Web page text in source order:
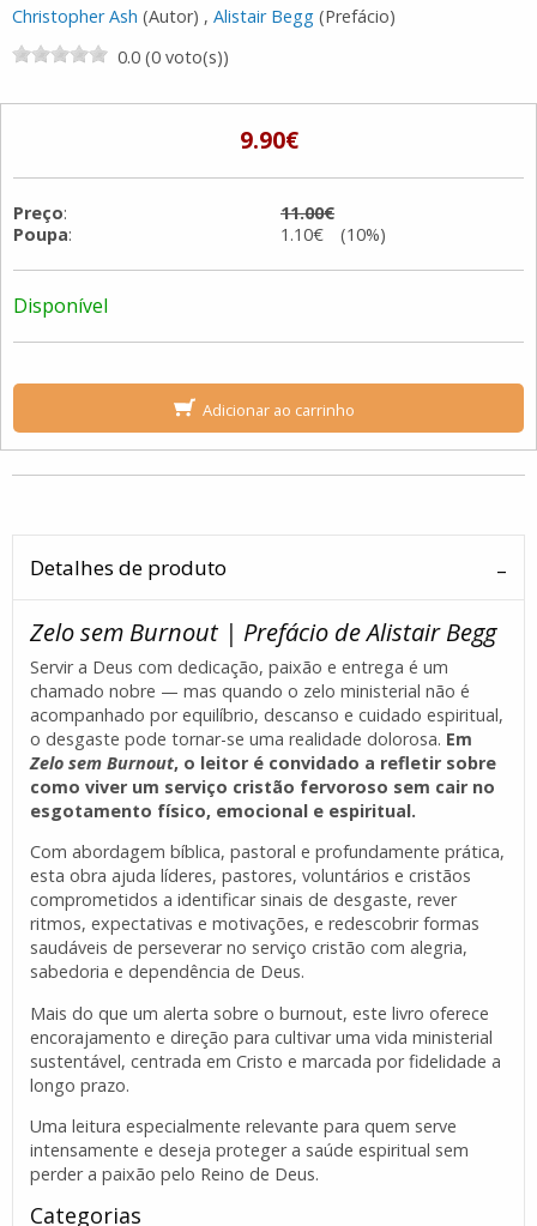
Christopher Ash (Autor) , Alistair Begg (Prefácio)
0.0 (0 voto(s))
9.90€
Preço:
11.00€
Poupa: 1.10€ (10%)
Disponível
Adicionar ao carrinho
Detalhes de produto
Zelo sem Burnout | Prefácio de Alistair Begg
Servir a Deus com dedicação, paixão e entrega é um
chamado nobre — mas quando o zelo ministerial não é
acompanhado por equilíbrio, descanso e cuidado espiritual,
o desgaste pode tornar-se uma realidade dolorosa. Em
Zelo sem Burnout, o leitor é convidado a refletir sobre
como viver um serviço cristão fervoroso sem cair no
esgotamento físico, emocional e espiritual.
Com abordagem bíblica, pastoral e profundamente prática,
esta obra ajuda líderes, pastores, voluntários e cristãos
comprometidos a identificar sinais de desgaste, rever
ritmos, expectativas e motivações, e redescobrir formas
saudáveis de perseverar no serviço cristão com alegria,
sabedoria e dependência de Deus.
Mais do que um alerta sobre o burnout, este livro oferece
encorajamento e direção para cultivar uma vida ministerial
sustentável, centrada em Cristo e marcada por fidelidade a
longo prazo.
Uma leitura especialmente relevante para quem serve
intensamente e deseja proteger a saúde espiritual sem
perder a paixão pelo Reino de Deus.
Categorias